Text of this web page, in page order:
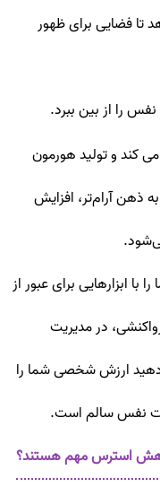
تا فضایی برای ظهور
را از بین ببرد.
کند و تولید هورمون
آرام‌تر، افزایش
ابزارهایی برای عبور از
در مدیریت
ارزش شخصی شما را
نفس سالم است.
استرس مهم هستند؟